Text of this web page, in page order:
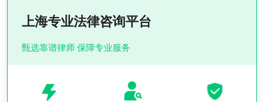
上海专业法律咨询平台
甄选靠谱律师 保障专业服务